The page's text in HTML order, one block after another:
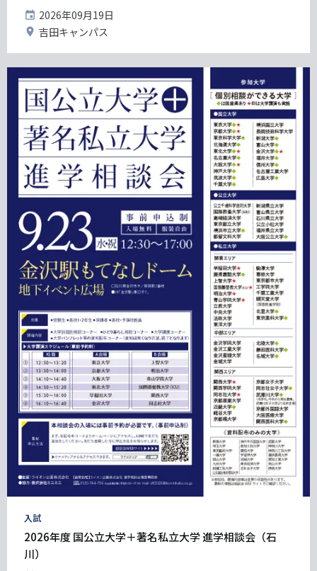
開
催
日
2026年09月19日
開
地
吉田キャンパス
タ
グ
入試
2026年度 国公立大学＋著名私立大学 進学相談会（石
川）